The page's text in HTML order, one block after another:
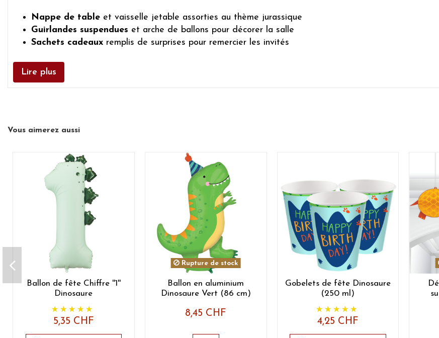
Nappe de table et vaisselle jetable assorties au thème jurassique
Guirlandes suspendues et arche de ballons pour décorer la salle
Sachets cadeaux remplis de surprises pour remercier les invités
Lire plus
Vous aimerez aussi
Ballon de fête Chiffre ''1''
Dinosaure
5,35 CHF
Rupture de stock
Ballon en aluminium
Dinosaure Vert (86 cm)
8,45 CHF
Gobelets de fête Dinosaure
(250 ml)
4,25 CHF